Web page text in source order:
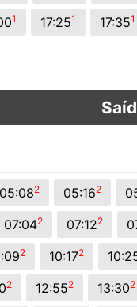
1 17:251 17:351
05:082 05:162
07:042 07:122
2 10:172
2 12:552 13:302